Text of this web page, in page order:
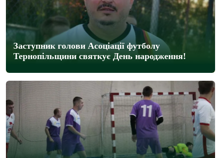
Заступник голови Асоціації футболу
Тернопільщини святкує День народження!